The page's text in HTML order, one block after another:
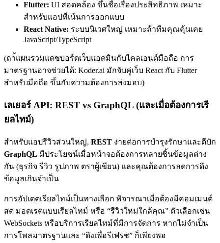
Flutter: UI สอดคล้อง ขึ้นชื่อเรื่องประสิทธิภาพ เหมาะ
สำหรับแอปที่เน้นการออกแบบ
React Native: ระบบนิเวศใหญ่ เหมาะถ้าทีมคุณคุ้นเคย
JavaScript/TypeScript
(ถา้แผนรวมแดชบอร์ดเว็บแอดมินกับไคลเอนต์มือถือ การ
มาตรฐานอาจช่วยได้: Koder.ai มักจับคู่เว็บ React กับ Flutter
สำหรับมือถือ ขึ้นกับความต้องการส่งมอบ)
เลเยอร์ API: REST vs GraphQL (และเมื่อต้องการเรี
ยลไทม์)
สำหรับแอปรีวิวส่วนใหญ่, REST ง่ายต่อการบำรุงรักษาและดีบัก
GraphQL มีประโยชน์เมื่อหน้าจอต้องการหลายชิ้นข้อมูลต่าง
กัน (ธุรกิจ รีวิว รูปภาพ ตราผู้เขียน) และคุณต้องการลดการดึง
ข้อมูลเกินจำเป็น
การอัปเดตเรียลไทม์เป็นทางเลือก พิจารณาเมื่อต้องมีคอมเมนต์
สด มอดเรตแบบเรียลไทม์ หรือ “รีวิวใหม่ใกล้คุณ” ตัวเลือกเช่น
WebSockets หรือบริการเรียลไทม์ที่มีการจัดการ หากไม่จำเป็น
การโพลมาตรฐานและ “ดึงเพื่อรีเฟรช” ก็เพียงพอ